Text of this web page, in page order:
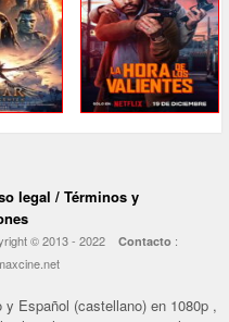
legal / Términos y
© 2013 - 2022Contacto :
Español (castellano) en 1080p ,